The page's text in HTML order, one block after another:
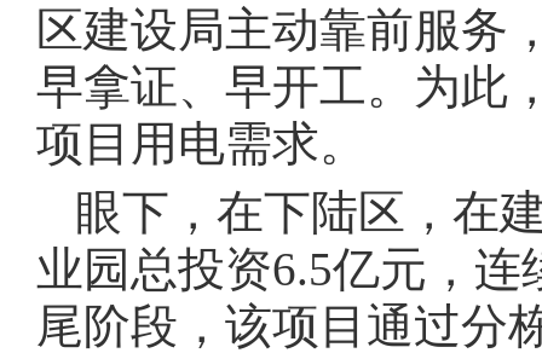
区建设局主动靠前服务
早拿证、早开工。为此
项目用电需求。
眼下，在下陆区，在
业园总投资6.5亿元，
尾阶段，该项目通过分